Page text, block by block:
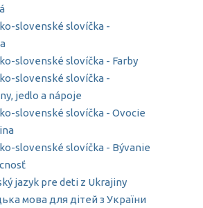
slovenské slovíčka -
slovenské slovíčka - Farby
slovenské slovíčka -
jedlo a nápoje
slovenské slovíčka - Ovocie
slovenské slovíčka - Bývanie
jazyk pre deti z Ukrajiny
мова для дітей з України